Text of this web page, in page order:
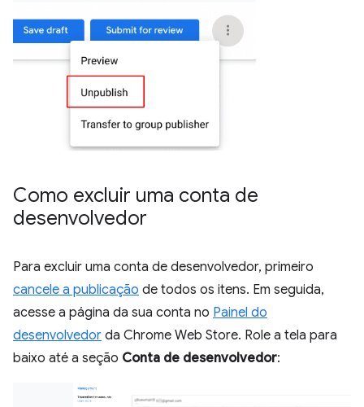
Como excluir uma conta de
desenvolvedor
Para excluir uma conta de desenvolvedor, primeiro
cancele a publicação de todos os itens. Em seguida,
acesse a página da sua conta no Painel do
desenvolvedor da Chrome Web Store. Role a tela para
baixo até a seção Conta de desenvolvedor: